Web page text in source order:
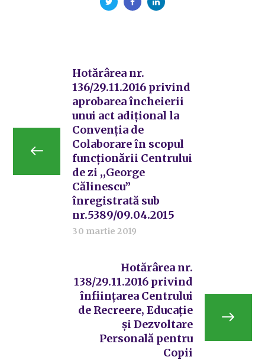
Hotărârea nr.
136/29.11.2016 privind
aprobarea încheierii
unui act adiţional la
Convenţia de
Colaborare în scopul
funcţionării Centrului
de zi ,,George
Călinescu”
înregistrată sub
nr.5389/09.04.2015
30 martie 2019
Hotărârea nr.
138/29.11.2016 privind
înfiinţarea Centrului
de Recreere, Educaţie
şi Dezvoltare
Personală pentru
Copii